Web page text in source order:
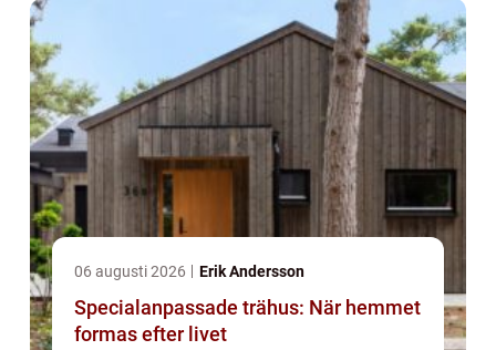
06 augusti 2026 Erik Andersson
Specialanpassade trähus: När hemmet
formas efter livet